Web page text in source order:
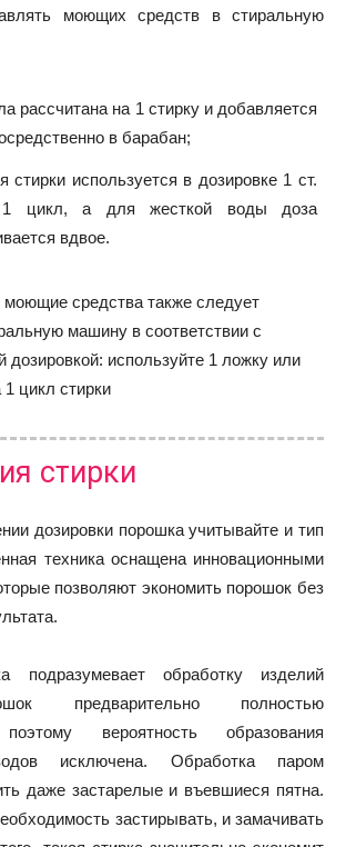
моющих средств в стиральную
рассчитана на 1 стирку и добавляется
в барабан;
стирки используется в дозировке 1 ст.
цикл, а для жесткой воды доза
вдвое.
средства также следует
машину в соответствии с
дозировкой: используйте 1 ложку или
1 цикл стирки
стирки
дозировки порошка учитывайте и тип
техника оснащена инновационными
позволяют экономить порошок без
подразумевает обработку изделий
предварительно полностью
поэтому вероятность образования
исключена. Обработка паром
даже застарелые и въевшиеся пятна.
застирывать, и замачивать